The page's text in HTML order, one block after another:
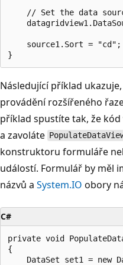
// Set the data
    source1.Sort = "cd";
Následující příklad
provádění rozšířeného
příklad spustíte tak, že
a zavoláte
konstruktoru formuláře
událostí. Formulář by měl
názvů a System.IO obory
C#
private void
{
DataSet set1 = new